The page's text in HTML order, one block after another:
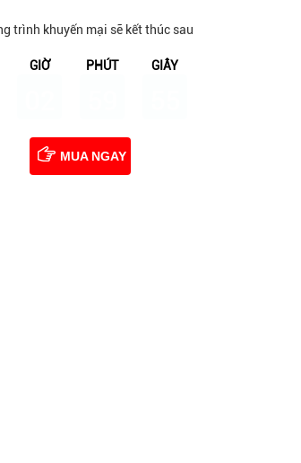
trình khuyến mại sẽ kết thúc sau
GIỜ PHÚT GIÂY
MUA NGAY